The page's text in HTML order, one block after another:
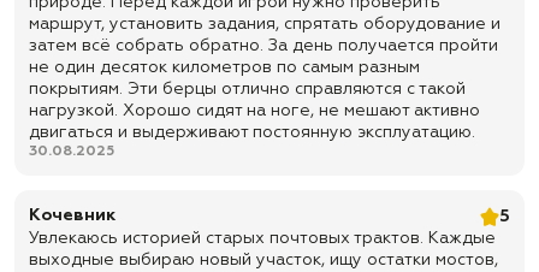
страйкбола, пейнтбола, СВО и повседневного использования
✅ Доставка по всей России
✅ Быстрая отправка
маршрут, установить задания, спрятать оборудование и
затем всё собрать обратно. За день получается пройти
не один десяток километров по самым разным
покрытиям. Эти берцы отлично справляются с такой
нагрузкой. Хорошо сидят на ноге, не мешают активно
двигаться и выдерживают постоянную эксплуатацию.
30.08.2025
Кочевник
5
Увлекаюсь историей старых почтовых трактов. Каждые
выходные выбираю новый участок, ищу остатки мостов,